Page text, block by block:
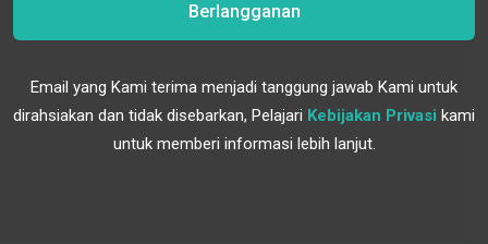
Berlangganan
Email yang Kami terima menjadi tanggung jawab Kami untuk
dirahsiakan dan tidak disebarkan, Pelajari Kebijakan Privasi kami
untuk memberi informasi lebih lanjut.